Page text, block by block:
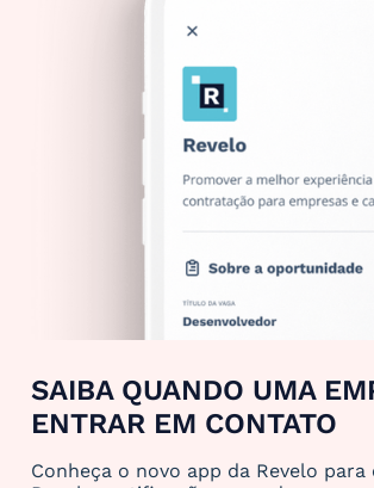
SAIBA QUANDO UMA
ENTRAR EM CONTATO
Conheça o novo app da Revelo para